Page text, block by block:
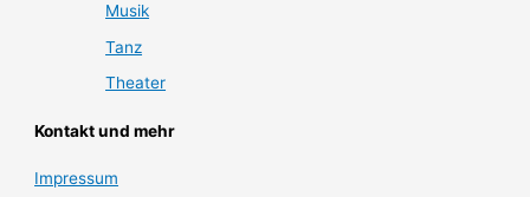
Musik
Tanz
Theater
Kontakt und mehr
Impressum